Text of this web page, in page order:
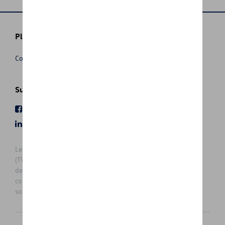
Plus d'informations
Conditions de vente
Suivez nous
Les prix affichés sur le présent site sont des prix recommandés
(TVAc), hors éventuels frais de montage. Pour connaitre le prix
de vente actuel et les éventuels frais de montage, veuillez
contacter votre concessionnaire/agent. Les prix recommandés
sont sujets à des changements sans préavis.